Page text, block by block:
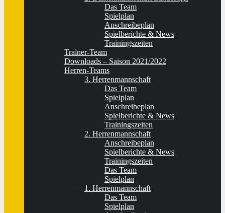
Das Team
Spielplan
Anschreibeplan
Spielberichte & News
Trainingszeiten
Trainer-Team
Downloads – Saison 2021/2022
Herren-Teams
3. Herrenmannschaft
Das Team
Spielplan
Anschreibeplan
Spielberichte & News
Trainingszeiten
2. Herrenmannschaft
Anschreibeplan
Spielberichte & News
Trainingszeiten
Das Team
Spielplan
1. Herrenmannschaft
Das Team
Spielplan